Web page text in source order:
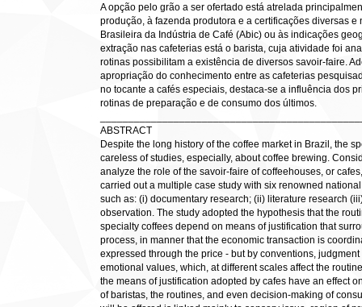
A opção pelo grão a ser ofertado está atrelada
produção, à fazenda produtora e a certificações diversas
Brasileira da Indústria de Café (Abic) ou às indicações
extração nas cafeterias está o barista, cuja atividade foi
rotinas possibilitam a existência de diversos savoir-faire.
apropriação do conhecimento entre as cafeterias
no tocante a cafés especiais, destaca-se a influência dos
rotinas de preparação e de consumo dos últimos.
ABSTRACT
Despite the long history of the coffee market in Brazil, the
careless of studies, especially, about coffee brewing.
analyze the role of the savoir-faire of coffeehouses, or
carried out a multiple case study with six renowned
such as: (i) documentary research; (ii) literature research
observation. The study adopted the hypothesis that the
specialty coffees depend on means of justification that
process, in manner that the economic transaction is
expressed through the price - but by conventions,
emotional values, which, at different scales affect the
the means of justification adopted by cafes have an effect
of baristas, the routines, and even decision-making of